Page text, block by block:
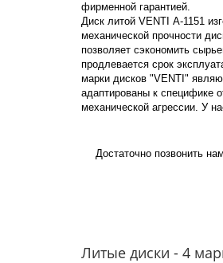
фирменной гарантией.
Диск литой VENTI А-1151
механической прочности
позволяет сэкономить
продлевается срок
марки дисков "VENTI"
адаптированы к специфике
механической агрессии. У
Достаточно позвонить
Литые диски - 4